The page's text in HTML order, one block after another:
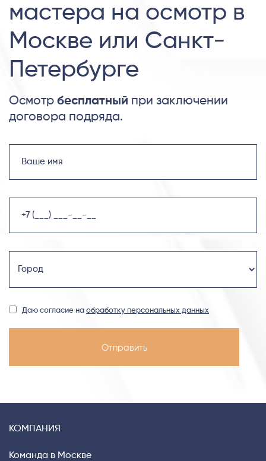
мастера на осмотр в
Москве или Санкт-
Петербурге
Осмотр бесплатный при заключении
договора подряда.
Даю согласие на обработку персональных данных
КОМПАНИЯ
Команда в Москве